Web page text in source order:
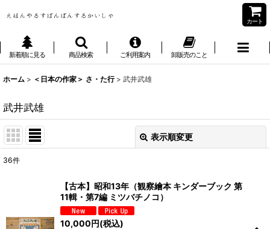
カート
新着順に見る 商品検索 ご利用案内 卸販売のこと
ホーム > ＜日本の作家＞ さ・た行 > 武井武雄
武井武雄
表示順変更
36件
【古本】昭和13年（観察繪本 キンダーブック 第
11輯・第7編 ミツバチノコ）
10,000円(税込)